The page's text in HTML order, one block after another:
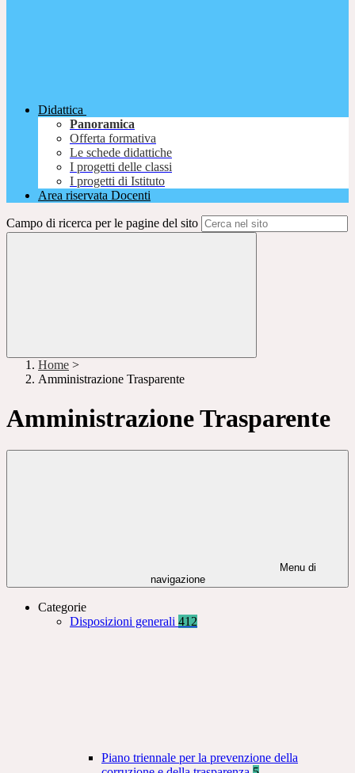
Didattica
Panoramica
Offerta formativa
Le schede didattiche
I progetti delle classi
I progetti di Istituto
Area riservata Docenti
Campo di ricerca per le pagine del sito
Home >
Amministrazione Trasparente
Amministrazione Trasparente
Menu di
navigazione
Categorie
Disposizioni generali 412
Piano triennale per la prevenzione della